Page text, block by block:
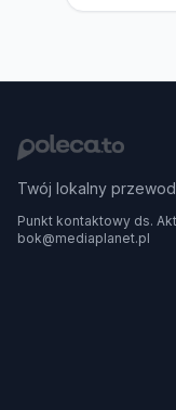
Twój lokalny
Punkt kontaktowy ds.
bok@mediaplanet.pl